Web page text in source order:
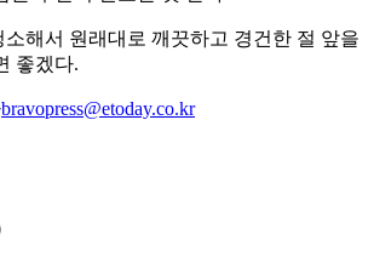
해서 원래대로 깨끗하고 경건한 절 앞을
좋겠다.
bravopress@etoday.co.kr